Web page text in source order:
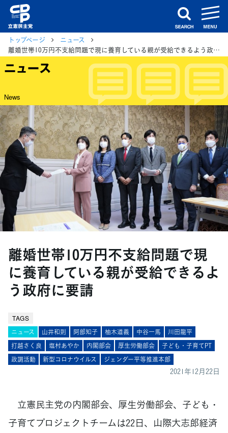
search
トップページ
ニュース
離婚世帯10万円不支給問題で現に養育している親が受給できるよう政府に要請
ニュース
News
離婚世帯10万円不支給問題で現
に養育している親が受給できるよ
う政府に要請
TAGS
ニュース 山井和則 阿部知子 柚木道義 中谷一馬
川田龍平
打越さく良
塩村あやか 内閣部会 厚生労働部会
子ども・子育てPT
政調活動
新型コロナウイルス ジェンダー平等推進本部
2021年12月22日
立憲民主党の内閣部会、厚生労働部会、子ども・
子育てプロジェクトチームは22日、山際大志郎経済